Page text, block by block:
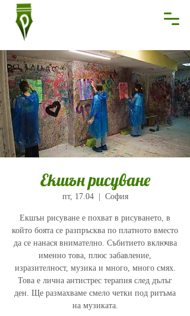
Екшън рисуване
пт, 17.04
  |
София
Екшън рисуване е похват в рисуването, в
който боята се разпръсква по платното вместо
да се нанася внимателно. Събитието включва
именно това, плюс забавление,
изразителност, музика и много, много смях.
Това е лична антистрес терапия след дълъг
ден. Ще размахваме смело четки под ритъма
на музиката.